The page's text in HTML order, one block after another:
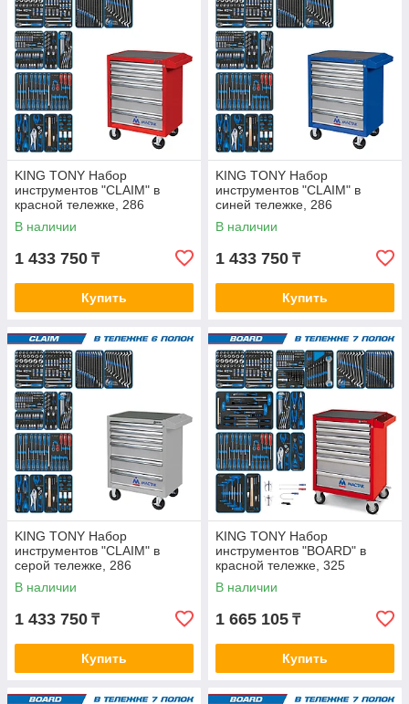
KING TONY Набор
инструментов "CLAIM" в
красной тележке, 286
предметов KING TONY 934-
286AMR
В наличии
1 433 750 ₸
Купить
KING TONY Набор
инструментов "CLAIM" в
синей тележке, 286
предметов KING TONY 934-
286AMB
В наличии
1 433 750 ₸
Купить
KING TONY Набор
инструментов "CLAIM" в
серой тележке, 286
предметов KING TONY 934-
286AMG
В наличии
1 433 750 ₸
Купить
KING TONY Набор
инструментов "BOARD" в
красной тележке, 325
предметов KING TONY 934-
325AMR
В наличии
1 665 105 ₸
Купить